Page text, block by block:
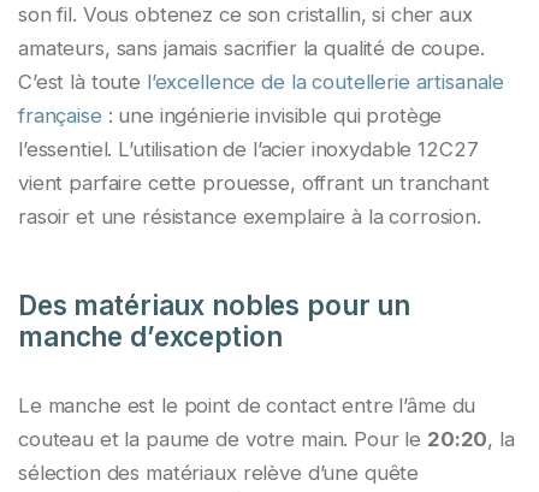
son fil. Vous obtenez ce son cristallin, si cher aux
amateurs, sans jamais sacrifier la qualité de coupe.
C’est là toute l’excellence de la coutellerie artisanale
française : une ingénierie invisible qui protège
l’essentiel. L’utilisation de l’acier inoxydable 12C27
vient parfaire cette prouesse, offrant un tranchant
rasoir et une résistance exemplaire à la corrosion.
Des matériaux nobles pour un
manche d’exception
Le manche est le point de contact entre l’âme du
couteau et la paume de votre main. Pour le 20:20, la
sélection des matériaux relève d’une quête